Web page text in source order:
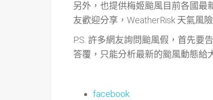
另外，也提供梅姬颱風目前各國最
友歡迎分享，WeatherRisk 天氣風
P.S. 許多網友詢問颱風假，首先要
答覆，只能分析最新的颱風動態給
facebook